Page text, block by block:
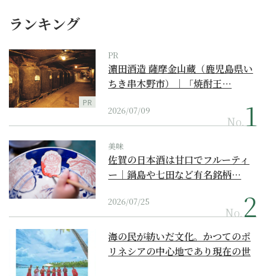
ランキング
PR
PR
濵田酒造 薩摩金山蔵（鹿児島県い
ちき串木野市）｜「焼酎王…
2026/07/09
No.
美味
佐賀の日本酒は甘口でフルーティ
ー｜鍋島や七田など有名銘柄…
2026/07/25
No.
海の民が紡いだ文化。かつてのポ
リネシアの中心地であり現在の世